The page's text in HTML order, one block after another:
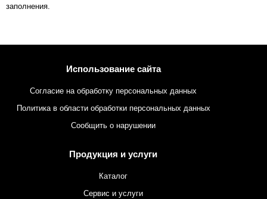
заполнения.
Использование сайта
Согласие на обработку персональных данных
Политика в области обработки персональных данных
Сообщить о нарушении
Продукция и услуги
Каталог
Сервис и услуги